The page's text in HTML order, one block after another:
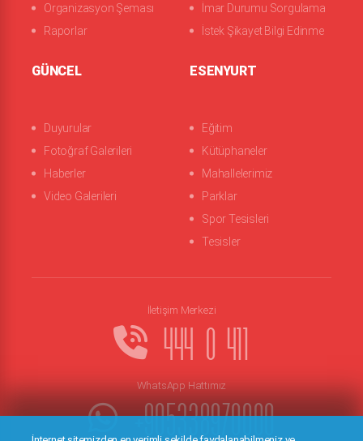
Organizasyon Şeması
Raporlar
İmar Durumu Sorgulama
İstek Şikayet Bilgi Edinme
GÜNCEL
Duyurular
Fotoğraf Galerileri
Haberler
Video Galerileri
ESENYURT
Eğitim
Kütüphaneler
Mahallelerimiz
Parklar
Spor Tesisleri
Tesisler
İletişim Merkezi
444 0 411
WhatsApp Hattımız
+905338970000